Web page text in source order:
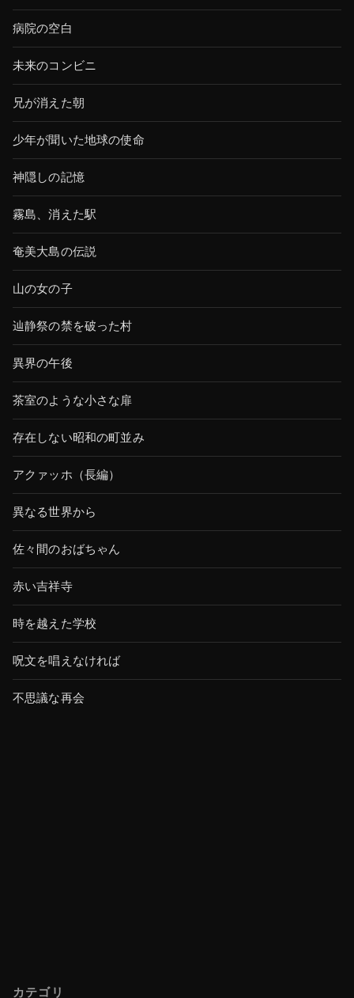
病院の空白
未来のコンビニ
兄が消えた朝
少年が聞いた地球の使命
神隠しの記憶
霧島、消えた駅
奄美大島の伝説
山の女の子
辿静祭の禁を破った村
異界の午後
茶室のような小さな扉
存在しない昭和の町並み
アクァッホ（長編）
異なる世界から
佐々間のおばちゃん
赤い吉祥寺
時を越えた学校
呪文を唱えなければ
不思議な再会
カテゴリ